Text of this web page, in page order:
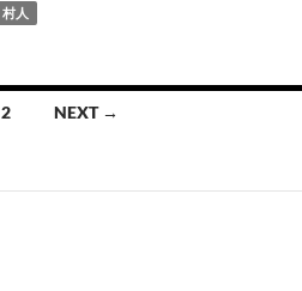
村人
2 NEXT →